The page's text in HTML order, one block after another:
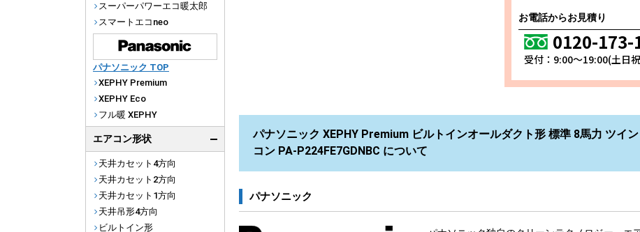
お電話からお見積り
0120-173-
受付：9:00～19:00(土日
パナソニック XEPHY Premium ビルトインオールダクト形 標準 8馬力 ツイ
コン PA-P224FE7GDNBC について
パナソニック
スーパーパワーエコ暖太郎
スマートエコneo
パナソニック TOP
XEPHY Premium
XEPHY Eco
フル暖 XEPHY
エアコン形状
天井カセット4方向
天井カセット2方向
天井カセット1方向
天井吊形4方向
ビルトイン形